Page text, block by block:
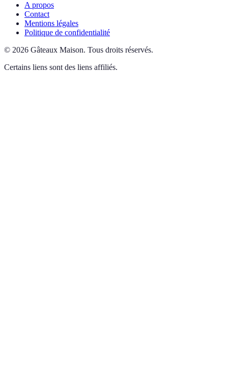
A propos
Contact
Mentions légales
Politique de confidentialité
© 2026 Gâteaux Maison. Tous droits réservés.
Certains liens sont des liens affiliés.